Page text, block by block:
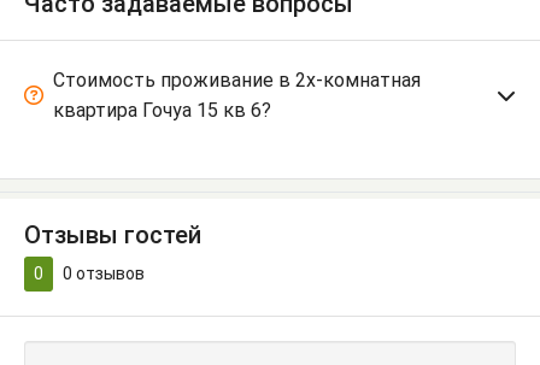
Стоимость проживание в 2х-комнатная
квартира Гочуа 15 кв 6?
Отзывы гостей
0 0 отзывов